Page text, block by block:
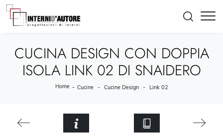
CUCINA DESIGN CON DOPPIA
ISOLA LINK 02 DI SNAIDERO
Home - Cucine - Cucine Design - Link 02